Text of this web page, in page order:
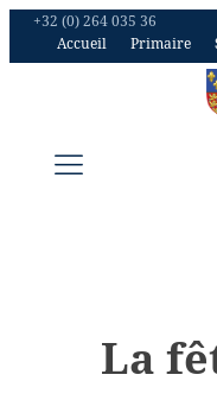
+32 (0) 264 035 36
Accueil
Primaire
La